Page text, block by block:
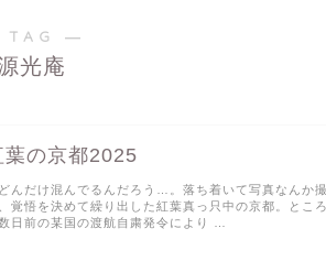
―
光庵
葉の京都2025
んだけ混んでるんだろう…。落ち着いて写真なんか
覚悟を決めて繰り出した紅葉真っ只中の京都。とこ
日前の某国の渡航自粛発令により …